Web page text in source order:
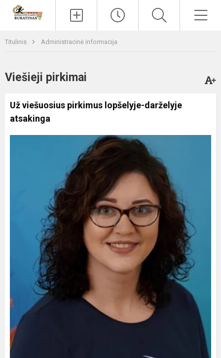
Titulinis Administracinė informacija
Viešieji pirkimai
Už viešuosius pirkimus lopšelyje-darželyje
atsakinga